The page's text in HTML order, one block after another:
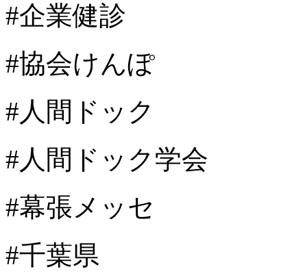
#企業健診
#協会けんぽ
#人間ドック
#人間ドック学会
#幕張メッセ
#千葉県